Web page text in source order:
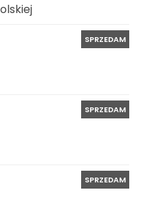
SPRZEDAM
SPRZEDAM
SPRZEDAM